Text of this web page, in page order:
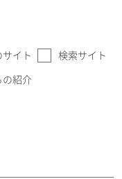
サイト 検索サイト
の紹介